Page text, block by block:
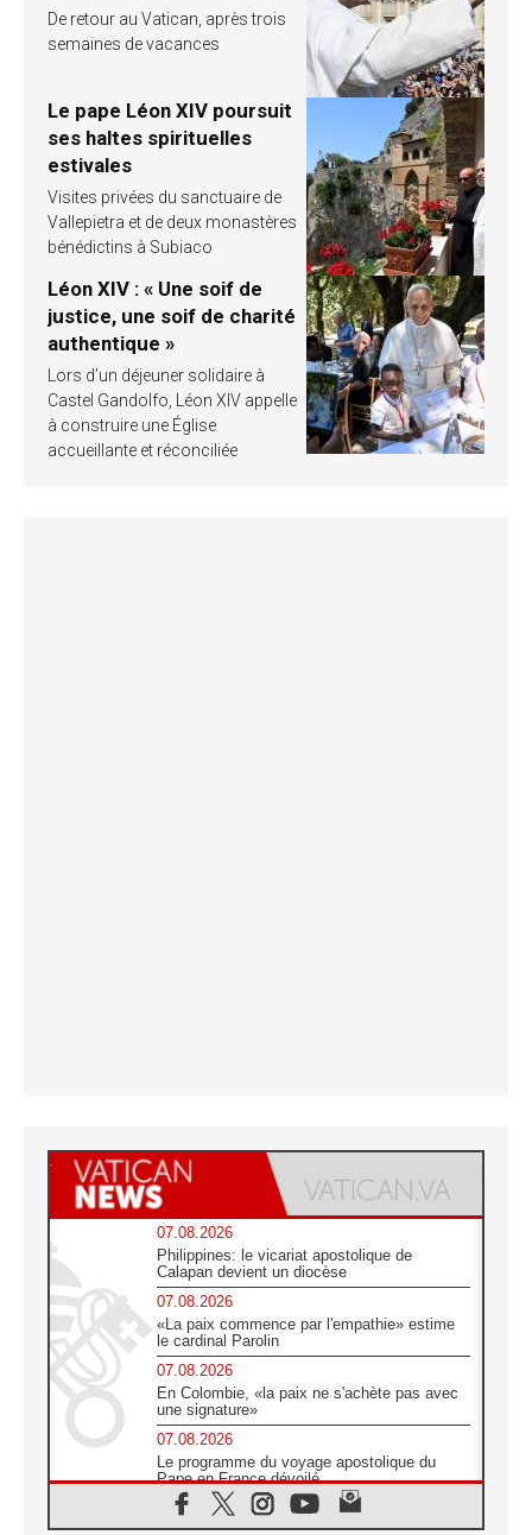
De retour au Vatican, après trois
semaines de vacances
Le pape Léon XIV poursuit
ses haltes spirituelles
estivales
Visites privées du sanctuaire de
Vallepietra et de deux monastères
bénédictins à Subiaco
Léon XIV : « Une soif de
justice, une soif de charité
authentique »
Lors d’un déjeuner solidaire à
Castel Gandolfo, Léon XIV appelle
à construire une Église
accueillante et réconciliée
07.08.2026
Philippines: le vicariat apostolique de
Calapan devient un diocèse
07.08.2026
«La paix commence par l'empathie» estime
le cardinal Parolin
07.08.2026
En Colombie, «la paix ne s'achète pas avec
une signature»
07.08.2026
Le programme du voyage apostolique du
Pape en France dévoilé
07.08.2026
1ère Conférence continentale sur l'éducation